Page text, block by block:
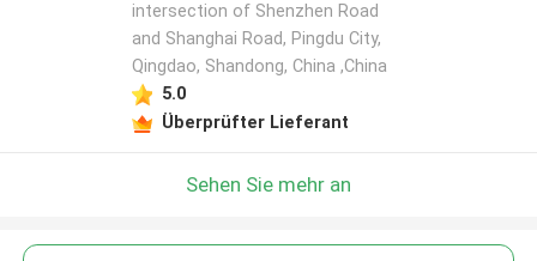
intersection of Shenzhen Road
and Shanghai Road, Pingdu City,
Qingdao, Shandong, China ,China
5.0
Überprüfter Lieferant
Sehen Sie mehr an